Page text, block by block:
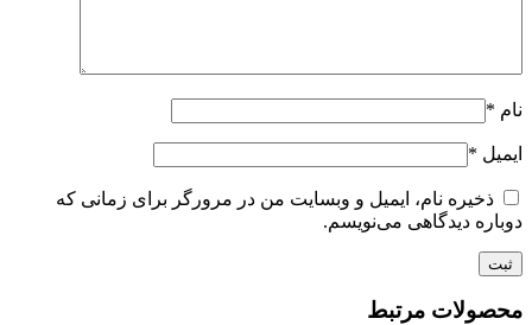
نام *
ایمیل *
ذخیره نام، ایمیل و وبسایت من در مرورگر برای زمانی که
دوباره دیدگاهی می‌نویسم.
محصولات مرتبط